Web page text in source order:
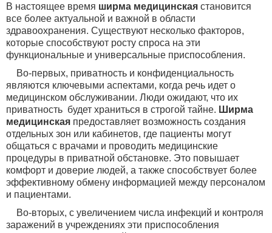
В настоящее время ширма медицинская становится
все более актуальной и важной в области
здравоохранения. Существуют несколько факторов,
которые способствуют росту спроса на эти
функциональные и универсальные приспособления.
Во-первых, приватность и конфиденциальность
являются ключевыми аспектами, когда речь идет о
медицинском обслуживании. Люди ожидают, что их
приватность будет храниться в строгой тайне. Ширма
медицинская предоставляет возможность создания
отдельных зон или кабинетов, где пациенты могут
общаться с врачами и проводить медицинские
процедуры в приватной обстановке. Это повышает
комфорт и доверие людей, а также способствует более
эффективному обмену информацией между персоналом
и пациентами.
Во-вторых, с увеличением числа инфекций и контроля
заражений в учреждениях эти приспособления